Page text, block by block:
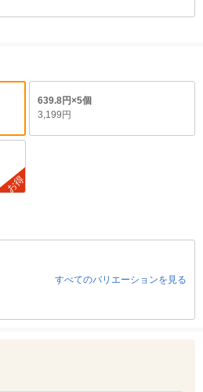
639.8円×5個
3,199円
お得
すべてのバリエーションを見る